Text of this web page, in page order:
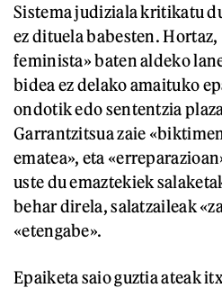
Sistema judiziala kritikatu
ez dituela babesten.
feminista» baten aldeko
bidea ez delako amaituko
ondotik edo sententzia
Garrantzitsua zaie
ematea», eta
uste du emaztekiek
behar direla, salatzaileak
«etengabe».
Epaiketa saio guztia ateak